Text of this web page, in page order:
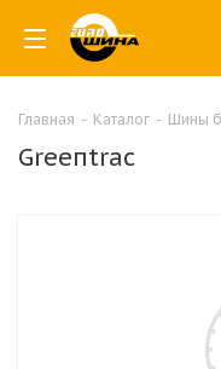
Главная - Каталог - Шины
Greeпtrac